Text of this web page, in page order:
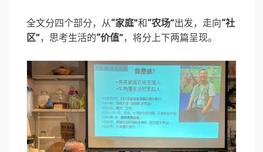
全文分四个部分，从“家庭”和“农场”出发，走向“社
区”，思考生活的“价值”，将分上下两篇呈现。